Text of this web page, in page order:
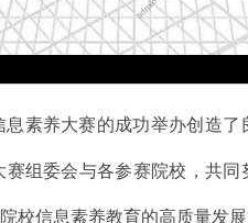
素养大赛的成功举办创造了
组委会与各参赛院校，共同
校信息素养教育的高质量发展